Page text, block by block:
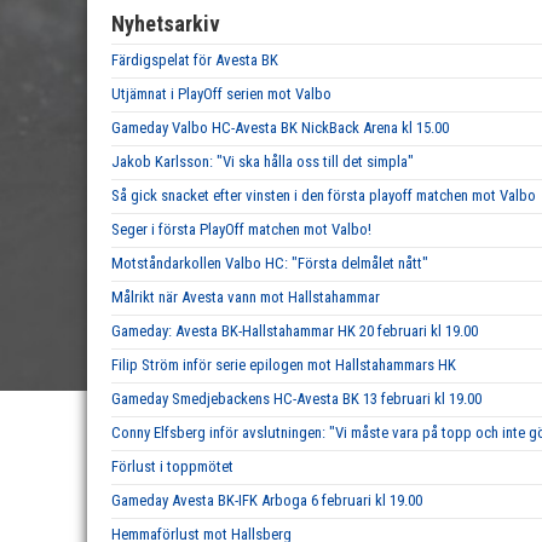
Nyhetsarkiv
Färdigspelat för Avesta BK
Utjämnat i PlayOff serien mot Valbo
Gameday Valbo HC-Avesta BK NickBack Arena kl 15.00
Jakob Karlsson: "Vi ska hålla oss till det simpla"
Så gick snacket efter vinsten i den första playoff matchen mot Valbo
Seger i första PlayOff matchen mot Valbo!
Motståndarkollen Valbo HC: "Första delmålet nått"
Målrikt när Avesta vann mot Hallstahammar
Gameday: Avesta BK-Hallstahammar HK 20 februari kl 19.00
Filip Ström inför serie epilogen mot Hallstahammars HK
Gameday Smedjebackens HC-Avesta BK 13 februari kl 19.00
Conny Elfsberg inför avslutningen: "Vi måste vara på topp och inte
Förlust i toppmötet
Gameday Avesta BK-IFK Arboga 6 februari kl 19.00
Hemmaförlust mot Hallsberg